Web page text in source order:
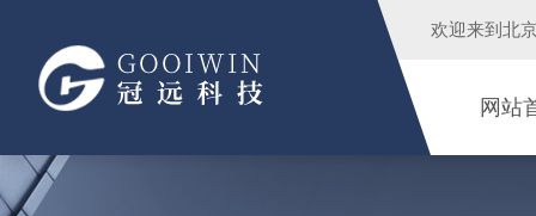
欢迎来到 北
网站